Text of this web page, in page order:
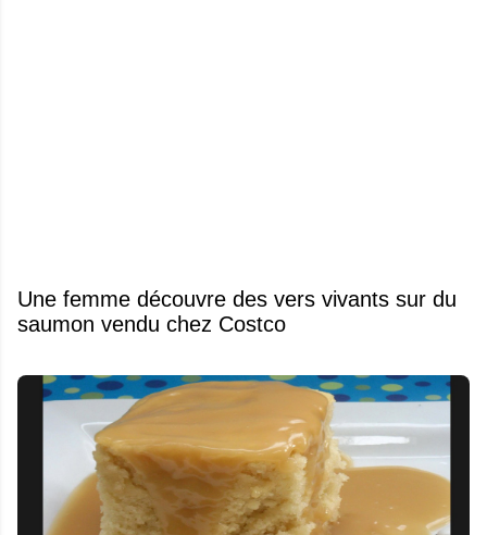
Une femme découvre des vers vivants sur du
saumon vendu chez Costco